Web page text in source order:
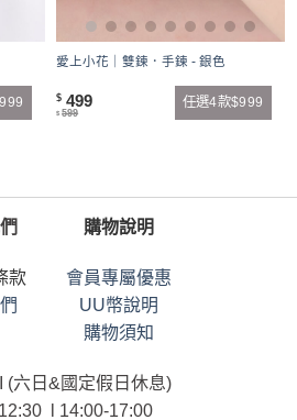
愛上小花｜雙鍊．手鍊 - 銀色
$ 499
$ 599
任選4款$999
款
購物說明
會員專屬優惠
UU幣說明
購物須知
(六日&國定假日休息)
l 14:00-17:00